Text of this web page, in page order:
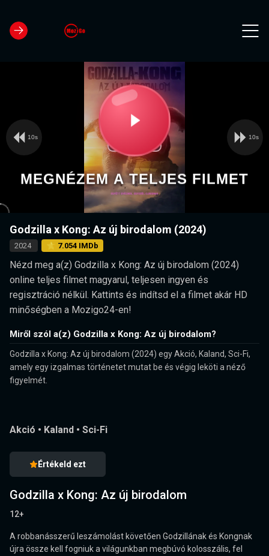
loading.
Play
Video
10s 10s
MEGNÉZEM A TELJES FILMET
Godzilla x Kong: Az új birodalom (2024)
2024 ⭐ 7.054 IMDb
Nézd meg a(z) Godzilla x Kong: Az új birodalom (2024)
online teljes filmet magyarul, teljesen ingyen és
regisztráció nélkül. Kattints és indítsd el a filmet akár HD
minőségben a Mozigo24-en!
Miről szól a(z) Godzilla x Kong: Az új birodalom?
Godzilla x Kong: Az új birodalom (2024) egy Akció, Kaland, Sci-Fi,
amely egy izgalmas történetet mutat be és végig leköti a néző
figyelmét.
Akció • Kaland • Sci-Fi
Értékeld ezt
Godzilla x Kong: Az új birodalom
12+
A robbanásszerű leszámolást követően Godzillának és Kongnak
újra össze kell fogniuk a világunkban megbúvó kolosszális, fel